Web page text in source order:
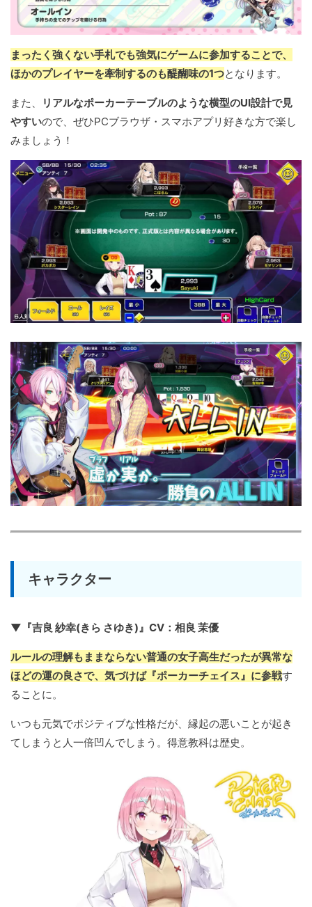
まったく強くない手札でも強気にゲームに参加することで、
ほかのプレイヤーを牽制するのも醍醐味の1つとなります。
また、
リアルなポーカーテーブルのような横型のUI設計で見
やすいので、ぜひPCブラウザ・スマホアプリ好きな方で楽し
みましょう！
キャラクター
▼『吉良 紗幸(きら さゆき)』CV：相良 茉優
ルールの理解もままならない普通の女子高生だったが異常な
ほどの運の良さで、気づけば『ポーカーチェイス』に参戦す
ることに。
いつも元気でポジティブな性格だが、縁起の悪いことが起き
てしまうと人一倍凹んでしまう。得意教科は歴史。